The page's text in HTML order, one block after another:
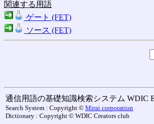
関連する用語
ゲート (FET)
ソース (FET)
通信用語の基礎知識検索システム WDIC
Search System : Copyright © Mirai corporation
Dictionary : Copyright © WDIC Creators club